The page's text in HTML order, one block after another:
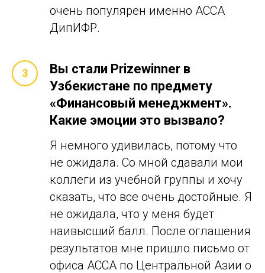
очень популярен именно ACCA
ДипИФР.
Вы стали Prizewinner в
Узбекистане по предмету
«Финансовый менеджмент».
Какие эмоции это вызвало?
Я немного удивилась, потому что
не ожидала. Со мной сдавали мои
коллеги из учебной группы и хочу
сказать, что все очень достойные. Я
не ожидала, что у меня будет
наивысший балл. После оглашения
результатов мне пришло письмо от
офиса ACCA по Центральной Азии о